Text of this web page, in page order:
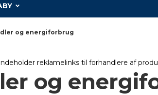
og energiforbrug
reklamelinks til forhandlere af
og